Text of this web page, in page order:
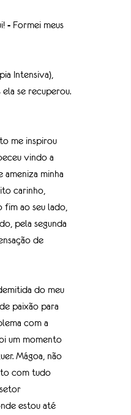
- Formei meus
Intensiva),
se recuperou.
me inspirou
vindo a
ameniza minha
carinho,
fim ao seu lado,
pela segunda
de
do meu
paixão para
com a
um momento
Mágoa, não
com tudo
estou até